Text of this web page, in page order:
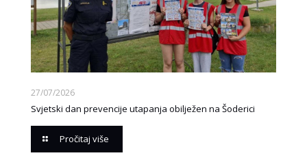
27/07/2026
Svjetski dan prevencije utapanja obilježen na Šoderici
Pročitaj više